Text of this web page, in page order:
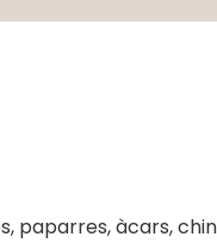
paparres, àcars,